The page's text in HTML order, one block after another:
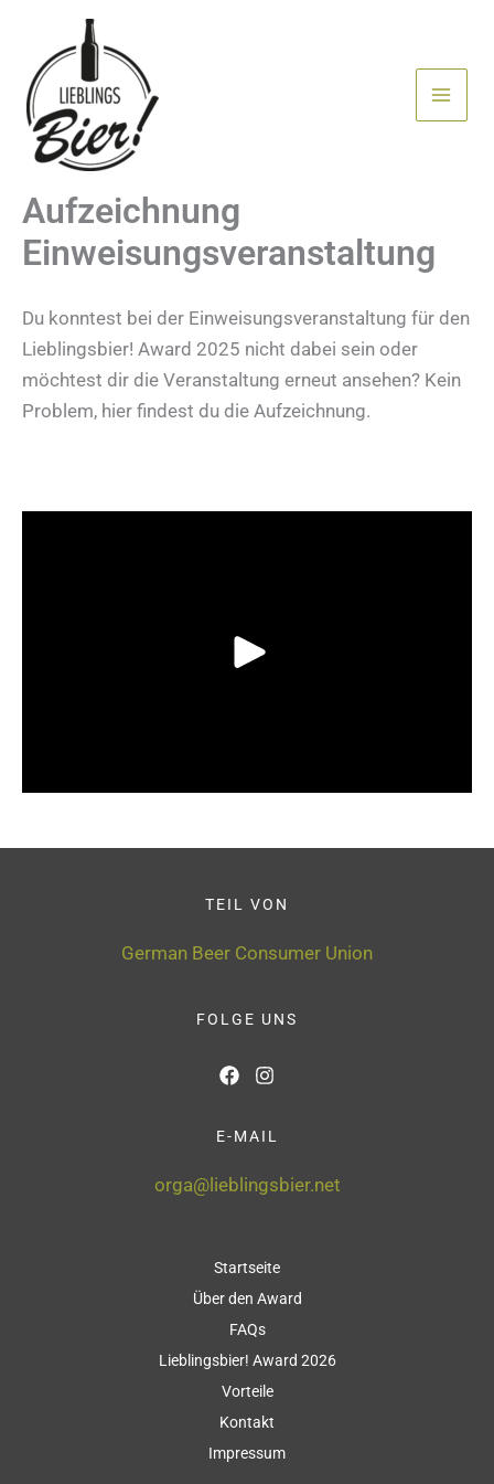
springen
Aufzeichnung
Einweisungsveranstaltung
Du konntest bei der Einweisungsveranstaltung für den
Lieblingsbier! Award 2025 nicht dabei sein oder
möchtest dir die Veranstaltung erneut ansehen? Kein
Problem, hier findest du die Aufzeichnung.
TEIL VON
German Beer Consumer Union
FOLGE UNS
E-MAIL
orga@lieblingsbier.net
Startseite
Über den Award
FAQs
Lieblingsbier! Award 2026
Vorteile
Kontakt
Impressum